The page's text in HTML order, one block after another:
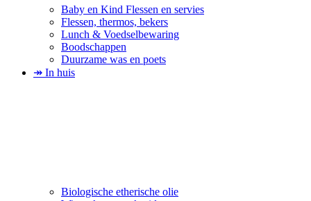
Baby en Kind Flessen en servies
Flessen, thermos, bekers
Lunch & Voedselbewaring
Boodschappen
Duurzame was en poets
↠ In huis
Biologische etherische olie